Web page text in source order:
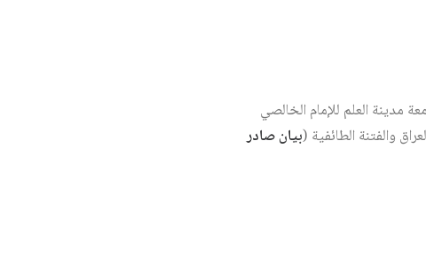
مدينة العلم للإمام الخالصي
والفتنة الطائفية (بيان صادر